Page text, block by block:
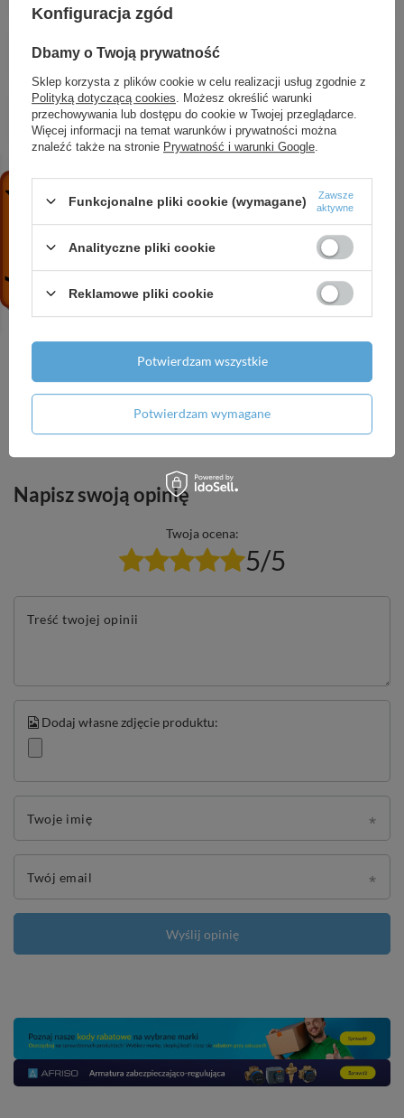
340,88 zł / szt.
Amber - umywalka nablatowa granitowa
542,18 zł / szt.
CENTO bateria zlewozmywakowa stojąca z
wylewką U
242,51 zł / szt.
Potrzebujesz pomocy? Masz pytania?
Napisz swoją opinię
Twoja ocena:
5/5
Treść twojej opinii
Dodaj własne zdjęcie produktu:
Twoje imię
Twój email
Wyślij opinię
Konfiguracja zgód
Dbamy o Twoją prywatność
Sklep korzysta z plików cookie w celu realizacji usług zgodnie z
Polityką dotyczącą cookies . Możesz określić warunki
przechowywania lub dostępu do cookie w Twojej przeglądarce.
Więcej informacji na temat warunków i prywatności można
znaleźć także na stronie Prywatność i warunki Google
Funkcjonalne pliki cookie (wymagane)
Zawsze
aktywne
Analityczne pliki cookie
Reklamowe pliki cookie
Potwierdzam wymagane
Potwierdzam wszystkie